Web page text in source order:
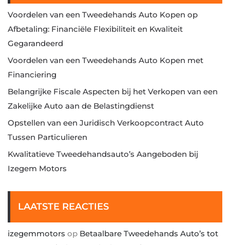
Voordelen van een Tweedehands Auto Kopen op
Afbetaling: Financiële Flexibiliteit en Kwaliteit
Gegarandeerd
Voordelen van een Tweedehands Auto Kopen met
Financiering
Belangrijke Fiscale Aspecten bij het Verkopen van een
Zakelijke Auto aan de Belastingdienst
Opstellen van een Juridisch Verkoopcontract Auto
Tussen Particulieren
Kwalitatieve Tweedehandsauto’s Aangeboden bij
Izegem Motors
LAATSTE REACTIES
izegemmotors op Betaalbare Tweedehands Auto’s tot